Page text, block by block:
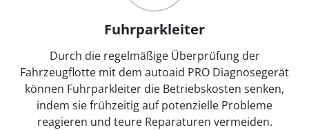
Fuhrparkleiter
Durch die regelmäßige Überprüfung der
Fahrzeugflotte mit dem autoaid PRO Diagnosegerät
können Fuhrparkleiter die Betriebskosten senken,
indem sie frühzeitig auf potenzielle Probleme
reagieren und teure Reparaturen vermeiden.